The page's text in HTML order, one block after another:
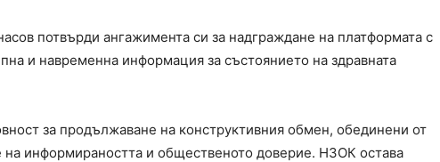
потвърди ангажимента си за надграждане на платформата с
и навременна информация за състоянието на здравната
за продължаване на конструктивния обмен, обединени от
на информираността и общественото доверие. НЗОК остава